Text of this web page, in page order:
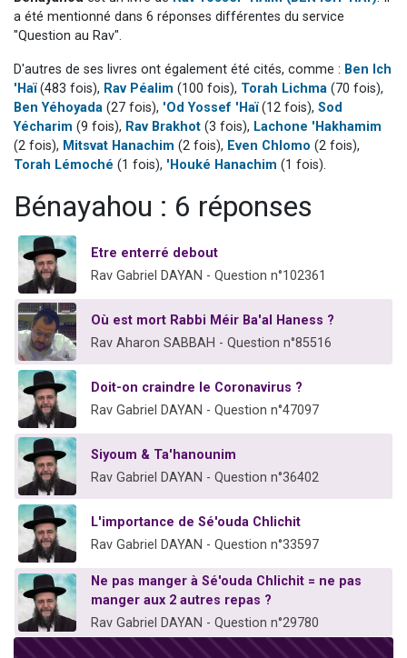
8 personnes viennent de faire un don pour Tsédaka : pauvres d'Israel
4 personnes viennent de nous rejoindre sur WhatsApp
a été mentionné dans 6 réponses différentes du service
"Question au Rav".
D'autres de ses livres ont également été cités, comme : Ben Ich
'Haï(483 fois), Rav Péalim (100 fois), Torah Lichma (70 fois),
Ben Yéhoyada (27 fois), 'Od Yossef 'Haï(12 fois), Sod
Yécharim (9 fois), Rav Brakhot (3 fois), Lachone 'Hakhamim
(2 fois), Mitsvat Hanachim (2 fois), Even Chlomo (2 fois),
Torah Lémoché (1 fois), 'Houké Hanachim (1 fois).
Bénayahou : 6 réponses
Etre enterré debout
Rav Gabriel DAYAN - Question n°102361
Où est mort Rabbi Méir Ba'al Haness ?
Rav Aharon SABBAH - Question n°85516
Doit-on craindre le Coronavirus ?
Rav Gabriel DAYAN - Question n°47097
Siyoum & Ta'hanounim
Rav Gabriel DAYAN - Question n°36402
L'importance de Sé'ouda Chlichit
Rav Gabriel DAYAN - Question n°33597
Ne pas manger à Sé'ouda Chlichit = ne pas
manger aux 2 autres repas ?
Rav Gabriel DAYAN - Question n°29780